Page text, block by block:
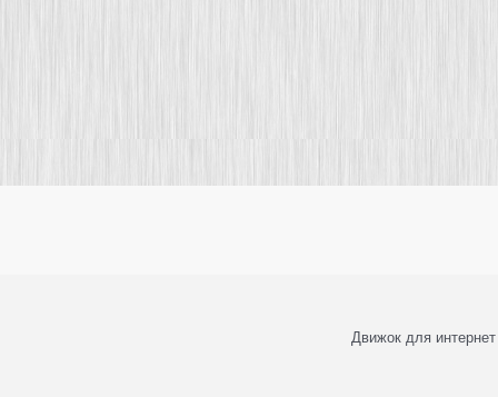
Движок для